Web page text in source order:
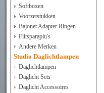
Softboxen
Voorzetstukken
Bajonet Adapter Ringen
Flitsparaplu's
Andere Merken
Studio Daglichtlampen
Daglichtlampen
Daglicht Sets
Daglicht Accessoires